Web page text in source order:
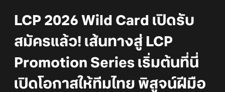
LCP 2026 Wild Card เปิดรับ
สมัครแล้ว! เส้นทางสู่ LCP
Promotion Series เริ่มต้นที่นี่
เปิดโอกาสให้ทีมไทย พิสูจน์ฝีมือ